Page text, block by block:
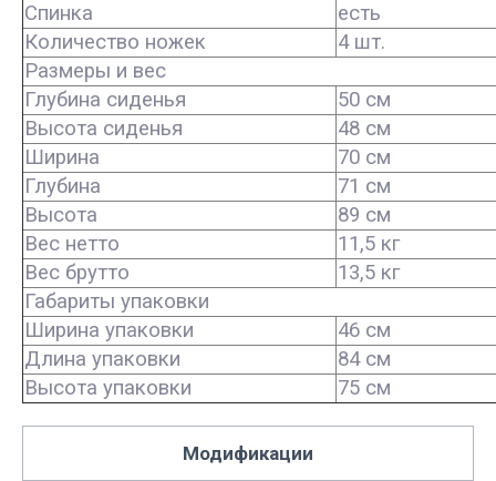
Спинка
есть
Количество ножек
4 шт.
Размеры и вес
Глубина сиденья
50 см
Высота сиденья
48 см
Ширина
70 см
Глубина
71 см
Высота
89 см
Вес нетто
11,5 кг
Вес брутто
13,5 кг
Габариты упаковки
Ширина упаковки
46 см
Длина упаковки
84 см
Высота упаковки
75 см
Модификации